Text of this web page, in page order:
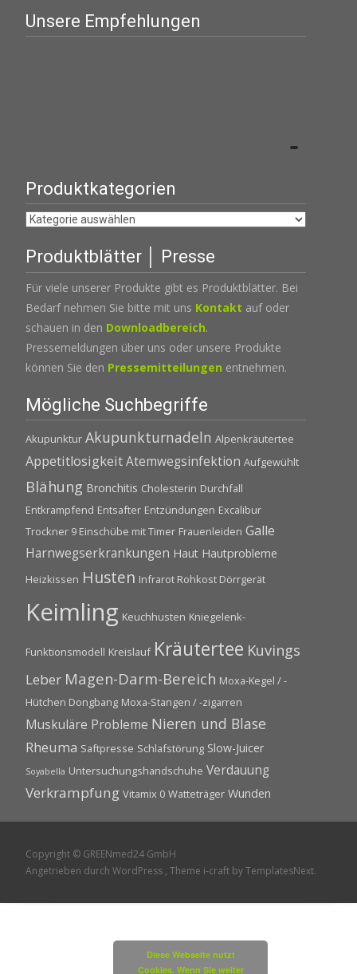
Unsere Empfehlungen
Produktkategorien
Produktblätter │ Presse
Für viele unserer Produkte gibt es Produktblätter. Bei
Bedarf nehmen Sie bitte mit uns Kontakt auf oder
schauen in den Downloadbereich.
Pressemeldungen über uns oder unsere Produkte
können Sie den Pressemitteilungen entnehmen.
Mögliche Suchbegriffe
Akupunktur Akupunkturnadeln Alpenkräutertee
AppetitlosigkeitAtemwegsinfektion Aufgewühlt
Blähung Bronchitis Cholesterin Durchfall
Entkrampfend Entsafter Entzündungen Excalibur
Trockner 9 Einschübe mit Timer Frauenleiden Galle
Harnwegserkrankungen Haut Hautprobleme
Heizkissen Husten Infrarot Rohkost Dörrgerät
Keimling Keuchhusten Kniegelenk-
Funktionsmodell Kreislauf Kräutertee Kuvings
Leber Magen-Darm-Bereich Moxa-Kegel / -
Hütchen Dongbang Moxa-Stangen / -zigarren
Muskuläre Probleme Nieren und Blase
Rheuma Saftpresse Schlafstörung Slow-Juicer
Soyabella Untersuchungshandschuhe Verdauung
Verkrampfung Vitamix 0 Watteträger Wunden
Copyright © GREENmed24 GmbH
Angetrieben durch WordPress , Theme i-craft by TemplatesNext.
Diese Webseite nutzt
Cookies. Wenn Sie weiter